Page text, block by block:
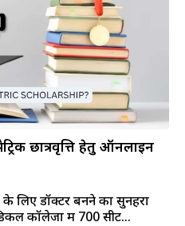
छात्रवृत्ति हेतु ऑनलाइन
के लिए डॉक्टर बनने का सुनहरा
कॉलेजों में 700 सीटें...